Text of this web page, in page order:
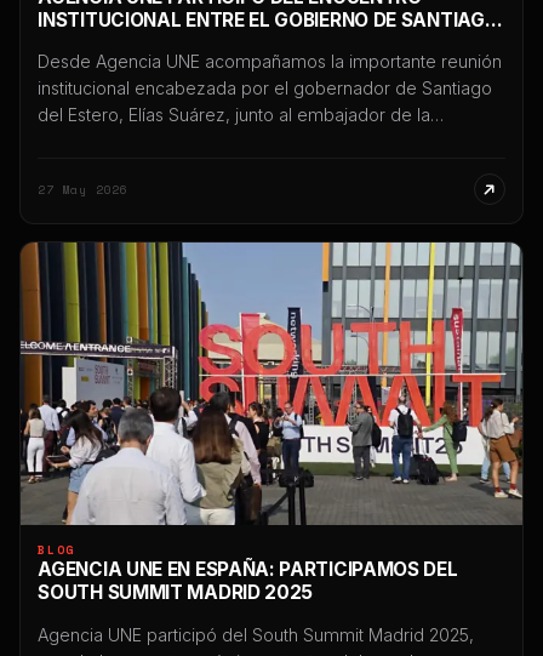
INSTITUCIONAL ENTRE EL GOBIERNO DE SANTIAGO
ARGENTINA
Desde Agencia UNE acompañamos la importante reunión
institucional encabezada por el gobernador de Santiago
del Estero, Elías Suárez, junto al embajador de la
del Bicentenario, en el marco de una agenda orientada a
tecnológicos […]
27 May 2026
BLOG
AGENCIA UNE EN ESPAÑA: PARTICIPAMOS DEL
SOUTH SUMMIT MADRID 2025
Agencia UNE participó del South Summit Madrid 2025,